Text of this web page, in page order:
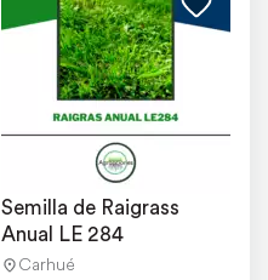
Semilla de Raigrass
Anual LE 284
Carhué